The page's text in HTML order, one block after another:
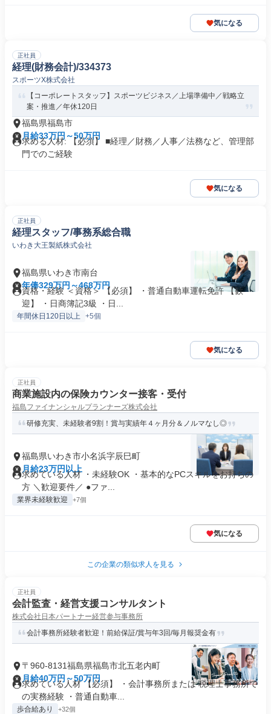
気になる
正社員
経理(財務会計)/334373
スポーツX株式会社
【コーポレートスタッフ】スポーツビジネス／上場準備中／戦略立
案・推進／年休120日
福島県福島市
月給33万円～50万円
求める人材: 【必須】 ■経理／財務／人事／法務など、管理部
門でのご経験
気になる
正社員
経理スタッフ/事務系総合職
いわき大王製紙株式会社
福島県いわき市南台
年俸329万円～468万円
資格・経験 ＜資格＞ 【必須】 ・普通自動車運転免許 【歓
迎】 ・日商簿記3級 ・日...
年間休日120日以上 +5個
気になる
正社員
商業施設内の保険カウンター接客・受付
福島ファイナンシャルプランナーズ株式会社
研修充実、未経験者9割！賞与実績年４ヶ月分＆ノルマなし◎
福島県いわき市小名浜字辰巳町
月給23万円以上
求めている人材 ・未経験OK ・基本的なPCスキルをお持ちの
方 ＼歓迎要件／ ●ファ...
業界未経験歓迎 +7個
気になる
この企業の類似求人を見る
正社員
会計監査・経営支援コンサルタント
株式会社日本パートナー経営参与事務所
会計事務所経験者歓迎！前給保証/賞与年3回/毎月報奨金有
〒960-8131福島県福島市北五老内町
月給40万円～50万円
求めている人材 【必須】 ・会計事務所または 税理士事務所で
の実務経験 ・普通自動車...
歩合給あり +32個